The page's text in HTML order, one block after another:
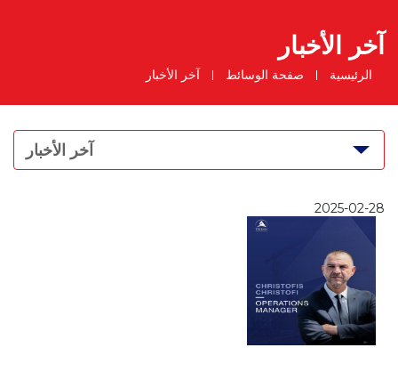
آخر الأخبار
الرئيسية صفحة الوسائط آخر الأخبار
آخر الأخبار
2025-02-28